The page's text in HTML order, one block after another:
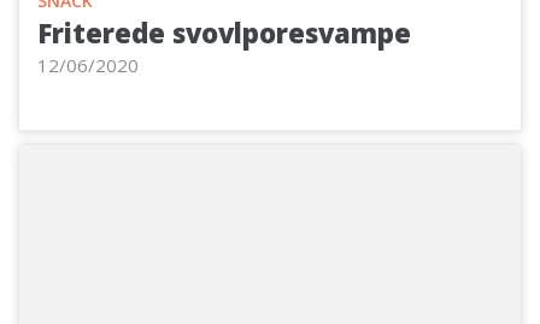
Friterede svovlporesvampe
12/06/2020